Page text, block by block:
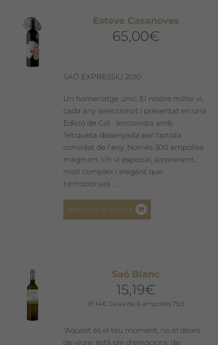
Esteve Casanoves
65,00€
SAÓ EXPRESSIU 2010
Un homenatge únic. El nostre millor vi,
cada any seleccionat i presentat en una
Edició de Col · leccionista amb
l'etiqueta dissenyada per l'artista
convidat de l'any. Només 300 ampolles
màgnum. Un vi especial, sorprenent,
molt complex i elegant que
t'emocionarà ...
Afegeix a la cistella
Saó Blanc
15,19€
91,14€ Caixa de 6 ampolles 75cl
"Aquest és el teu moment, no el deixis
de viure, està ple d'emocions, de